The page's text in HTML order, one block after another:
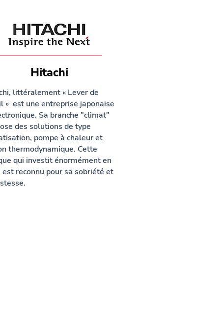
Hitachi
littéralement « Lever de
» est une entreprise japonaise
Sa branche "climat"
des solutions de type
pompe à chaleur et
thermodynamique. Cette
qui investit énormément en
est reconnu pour sa sobriété et